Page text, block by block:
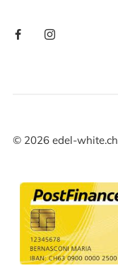
© 2026edel-white.ch